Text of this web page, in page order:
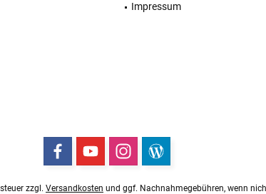
Impressum
zzgl. Versandkosten und ggf. Nachnahmegebühren, wenn